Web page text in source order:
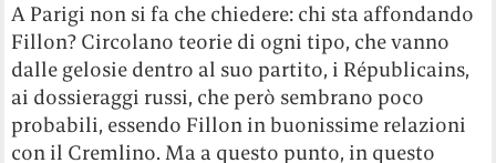
A Parigi non si fa che chiedere: chi sta affondando
Fillon? Circolano teorie di ogni tipo, che vanno
dalle gelosie dentro al suo partito, i Républicains,
ai dossieraggi russi, che però sembrano poco
probabili, essendo Fillon in buonissime relazioni
con il Cremlino. Ma a questo punto, in questo